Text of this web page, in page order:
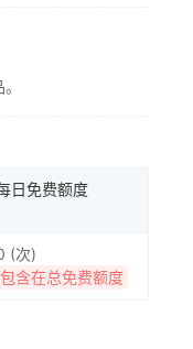
日免费额度
(次)
包含在总免费额度